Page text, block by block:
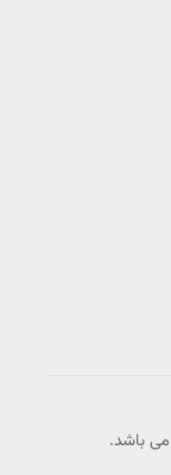
باشد.